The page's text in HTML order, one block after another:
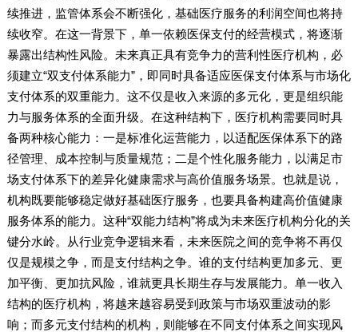
续推进，监管体系会不断强化，基础医疗服务的利润空间也将持
续收窄。在这一背景下，单一依赖医保支付的经营模式，将逐渐
暴露出结构性风险。未来真正具有竞争力的营利性医疗机构，必
须建立“双支付体系能力”，即同时具备适应医保支付体系与市场化
支付体系的双重能力。这不仅是收入来源的多元化，更是组织能
力与服务体系的全面升级。在这种结构下，医疗机构需要同时具
备两种核心能力：一是标准化运营能力，以适配医保体系下的路
径管理、成本控制与质量规范；二是个性化服务能力，以满足市
场支付体系下的差异化健康需求与高价值服务场景。也就是说，
机构既要能够稳定做好基础医疗服务，也要具备构建高价值健康
服务体系的能力。这种“双能力结构”将成为未来医疗机构分化的关
键分水岭。从行业竞争逻辑来看，未来医院之间的竞争将不再仅
仅是规模之争，而是支付结构之争。谁的支付结构更加多元、更
加平衡、更加抗风险，谁就更具长期生存与发展能力。单一收入
结构的医疗机构，将越来越容易受到政策与市场双重波动的影
响；而多元支付结构的机构，则能够在不同支付体系之间实现风